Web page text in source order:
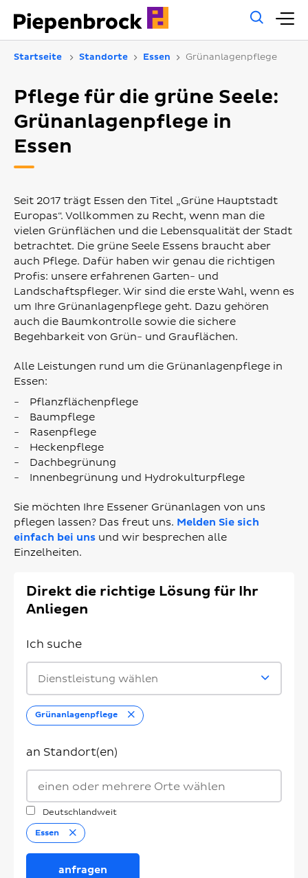
Startseite Standorte Essen Grünanlagenpflege
Pflege für die grüne Seele:
Grünanlagenpflege in
Essen
Seit 2017 trägt Essen den Titel „Grüne Hauptstadt
Europas“. Vollkommen zu Recht, wenn man die
vielen Grünflächen und die Lebensqualität der Stadt
betrachtet. Die grüne Seele Essens braucht aber
auch Pflege. Dafür haben wir genau die richtigen
Profis: unsere erfahrenen Garten- und
Landschaftspfleger. Wir sind die erste Wahl, wenn es
um Ihre Grünanlagenpflege geht. Dazu gehören
auch die Baumkontrolle sowie die sichere
Begehbarkeit von Grün- und Grauflächen.
Alle Leistungen rund um die Grünanlagenpflege in
Essen:
Pflanzflächenpflege
Baumpflege
Rasenpflege
Heckenpflege
Dachbegrünung
Innenbegrünung und Hydrokulturpflege
Sie möchten Ihre Essener Grünanlagen von uns
pflegen lassen? Das freut uns. Melden Sie sich
einfach bei uns und wir besprechen alle
Einzelheiten.
Direkt die richtige Lösung für Ihr
Anliegen
Ich suche
Dienstleistung wählen
Grünanlagenpflege Entfernen
an Standort(en)
Deutschlandweit
Essen
Entfernen
anfragen